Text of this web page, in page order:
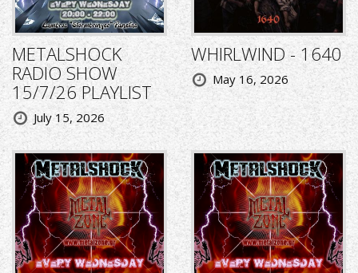
METALSHOCK
RADIO SHOW
15/7/26 PLAYLIST
July 15, 2026
WHIRLWIND - 1640
May 16, 2026